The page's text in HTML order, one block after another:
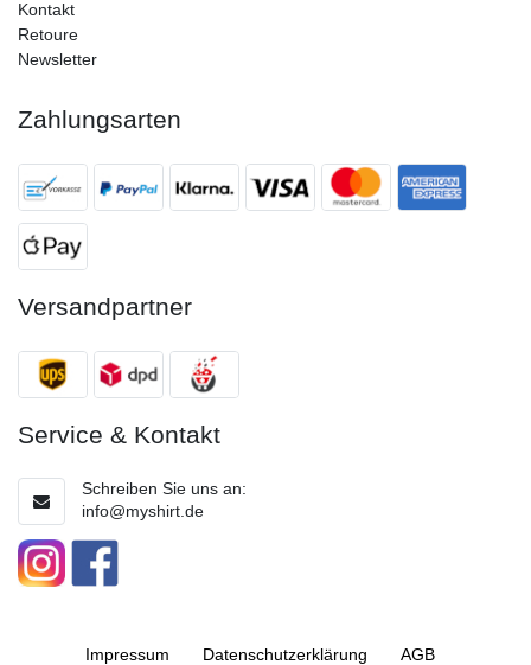
Kontakt
Retoure
Newsletter
Zahlungsarten
Versandpartner
Service & Kontakt
Schreiben Sie uns an:
info@myshirt.de
Impressum Daten­schutz­erklärung AGB